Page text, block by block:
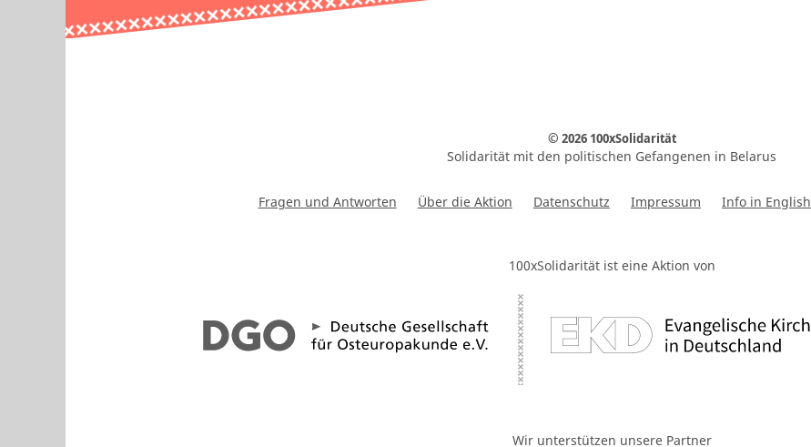
© 2026 100xSolidarität
Solidarität mit den politischen Gefangenen in Belarus
Fragen und Antworten Über die Aktion Datenschutz Impressum Info in English
100xSolidarität ist eine Aktion von
Wir unterstützen unsere Partner